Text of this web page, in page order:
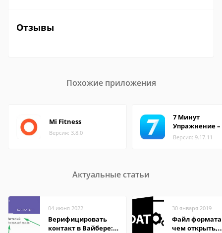
Отзывы
Похожие приложения
Mi Fitness
Версия: 3.8.0
7 Минут
Упражнение –
Версия: 9.17.11
Актуальные статьи
04 июня 2022
Верифицировать
контакт в Вайбере:
30 января 2019
Файл формата
чем открыть,